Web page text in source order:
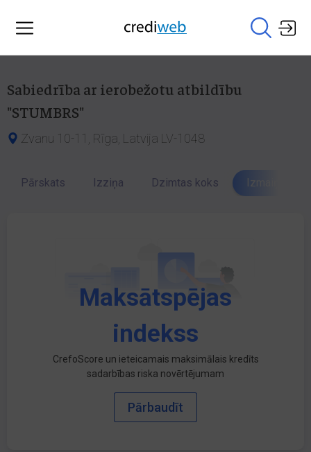
Sabiedrība ar ierobežotu atbildību
"STUMBRS"
Zvanu 10-11, Rīga, Latvija LV-1048
Pārskats Izziņa Dzimtas koks Izmaiņu
Maksātspējas
indekss
CrefoScore un ieteicamais maksimālais kredīts
sadarbības riska novērtējumam
Pārbaudīt